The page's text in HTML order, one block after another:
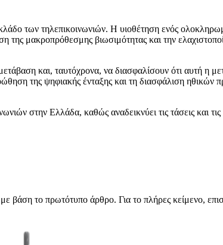
των τηλεπικοινωνιών. Η υιοθέτηση ενός
μακροπρόθεσμης βιωσιμότητας και την
και, ταυτόχρονα, να διασφαλίσουν ότι αυτή η
της ψηφιακής ένταξης και τη διασφάλιση ηθικών
στην Ελλάδα, καθώς αναδεικνύει τις τάσεις και
το πρωτότυπο άρθρο. Για το πλήρες κείμενο,